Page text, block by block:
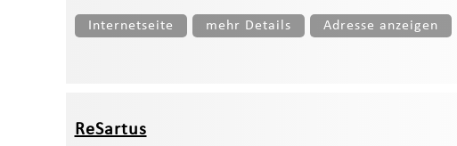
Internetseite mehr Details Adresse anzeigen
ReSartus